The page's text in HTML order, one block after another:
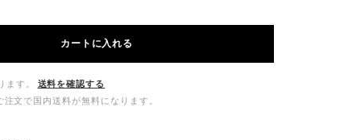
カートに入れる
す。
送料を確認する
文で国内送料が無料になります。